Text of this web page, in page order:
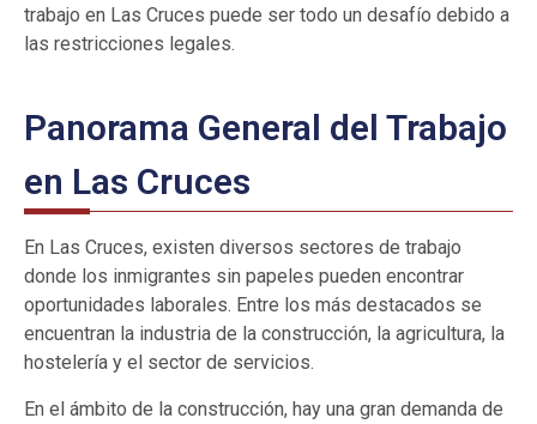
trabajo en Las Cruces puede ser todo un desafío debido a
las restricciones legales.
Panorama General del Trabajo
en Las Cruces
En Las Cruces, existen diversos sectores de trabajo
donde los inmigrantes sin papeles pueden encontrar
oportunidades laborales. Entre los más destacados se
encuentran la industria de la construcción, la agricultura, la
hostelería y el sector de servicios.
En el ámbito de la construcción, hay una gran demanda de